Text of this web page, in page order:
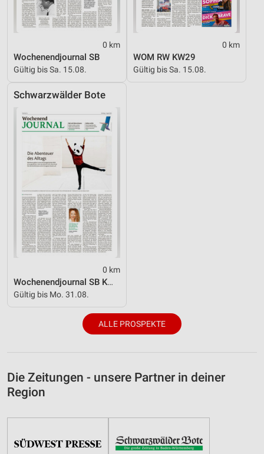
0 km
Wochenendjournal SB
Gültig bis Sa. 15.08.
0 km
WOM RW KW29
Gültig bis Sa. 15.08.
Schwarzwälder Bote
0 km
Wochenendjournal SB KW31
Gültig bis Mo. 31.08.
ALLE PROSPEKTE
Die Zeitungen - unsere Partner in deiner
Region